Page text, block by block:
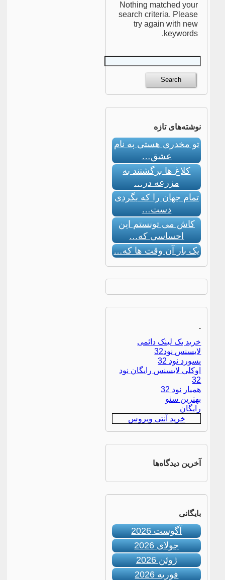
Nothing matched your
search criteria. Please
try again with new
keywords.
نوشته‌های تازه
تو مخدری هستی به نام
عشق…
کلاغ ها برگشتند به
مزرعه در…
تمام جهان را که بگردی
دست…
کاش می تونستم این
احساسی که…
یک بار آن وقت ها که…
.
خرید بک لینک دائمی
لایسنس نود32
پسورد نود 32
اوکلی لایسنس رایگان نود
32
همیار نود 32
بهترین سئو
رایگان
خرید آنتی ویروس
آخرین دیدگاه‌ها
بایگانی
آگوست 2026
جولای 2026
ژوئن 2026
فوریه 2026